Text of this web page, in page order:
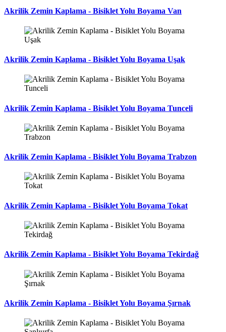
Akrilik Zemin Kaplama - Bisiklet Yolu Boyama Van
Akrilik Zemin Kaplama - Bisiklet Yolu Boyama Uşak
Akrilik Zemin Kaplama - Bisiklet Yolu Boyama Tunceli
Akrilik Zemin Kaplama - Bisiklet Yolu Boyama Trabzon
Akrilik Zemin Kaplama - Bisiklet Yolu Boyama Tokat
Akrilik Zemin Kaplama - Bisiklet Yolu Boyama Tekirdağ
Akrilik Zemin Kaplama - Bisiklet Yolu Boyama Şırnak